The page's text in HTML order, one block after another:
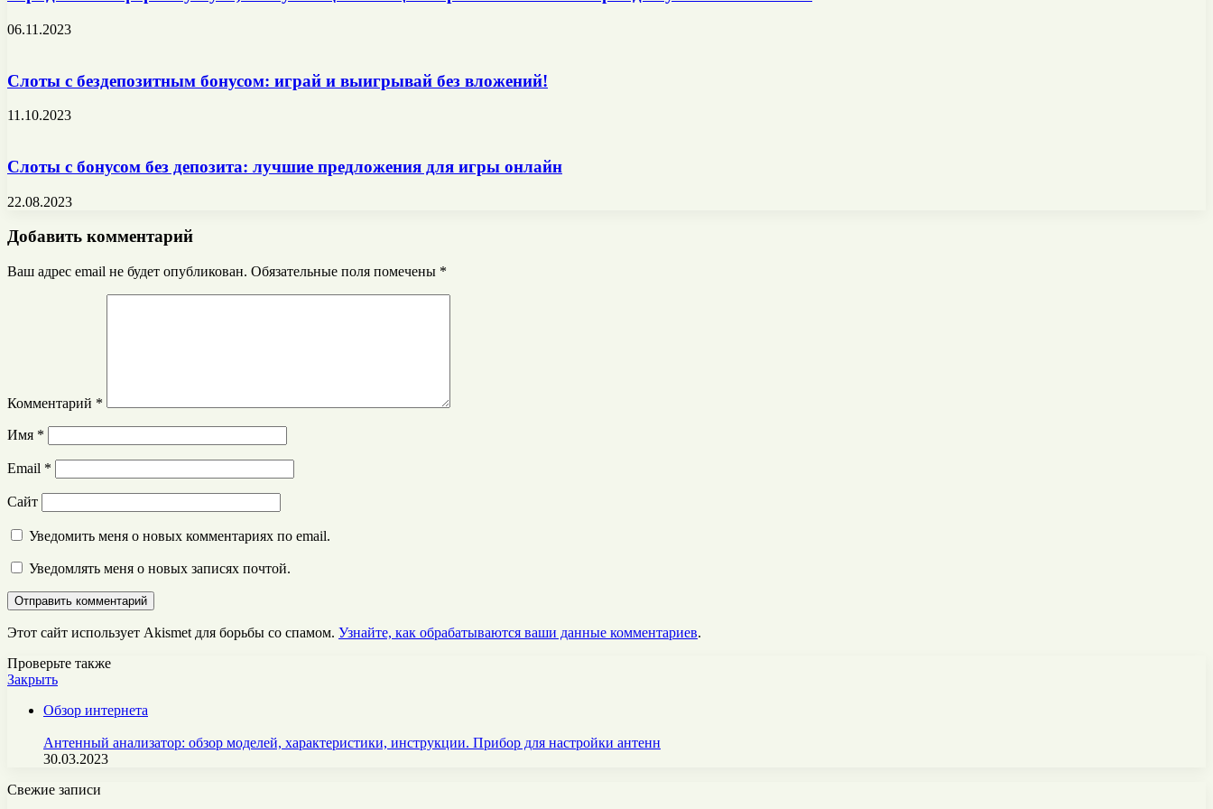
06.11.2023
Слоты с бездепозитным бонусом: играй и выигрывай без вложений!
11.10.2023
Слоты с бонусом без депозита: лучшие предложения для игры онлайн
22.08.2023
Добавить комментарий
Ваш адрес email не будет опубликован. Обязательные поля помечены *
Комментарий *
Имя *
Email *
Сайт
Уведомить меня о новых комментариях по email.
Уведомлять меня о новых записях почтой.
Этот сайт использует Akismet для борьбы со спамом. Узнайте, как обрабатываются ваши данные комментариев.
Проверьте также
Закрыть
Обзор интернета
Антенный анализатор: обзор моделей, характеристики, инструкции. Прибор для настройки антенн
30.03.2023
Свежие записи